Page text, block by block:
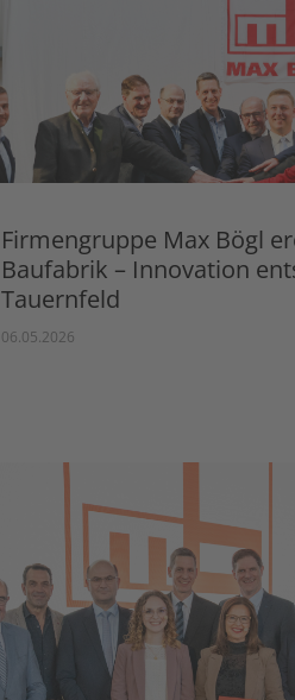
Firmengruppe Max Bögl
Baufabrik – Innovation
Tauernfeld
06.05.2026